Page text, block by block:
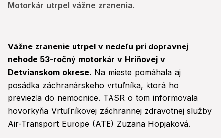
Motorkár utrpel vážne zranenia.
Vážne zranenie utrpel v nedeľu pri dopravnej
nehode 53-ročný motorkár v Hriňovej v
Detvianskom okrese. Na mieste pomáhala aj
posádka záchranárskeho vrtuľníka, ktorá ho
previezla do nemocnice. TASR o tom informovala
hovorkyňa Vrtuľníkovej záchrannej zdravotnej služby
Air-Transport Europe (ATE) Zuzana Hopjaková.